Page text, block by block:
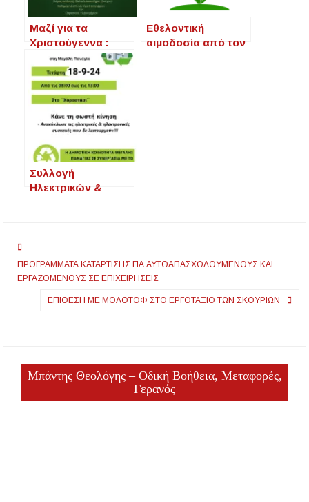
δύσβατο σημείο στη Συκιά
Έλεγχοι σε παραλίες της Χαλκιδικής:
Σφραγίστηκαν πέντε επιχειρήσεις στην
Κασσάνδρα
Χαλκιδική: Νεκρός 68χρονος λουόμενος στην
παραλία της Νέας Ποτίδαιας
για παραλίες – Σφραγίσεις και πρόστιμα μετά
τους ελέγχους
Μαζί για τα
Χριστούγεννα :
Συλλογή
Χριστουγεννιάτικω
ν Στολιδιών και
Ειδών Πρώτης
Ανάγκης
Εθελοντική
αιμοδοσία από τον
Συλλογή
Ηλεκτρικών &
Πλοήγηση
άρθρων
ΠΡΟΓΡΆΜΜΑΤΑ ΚΑΤΆΡΤΙΣΗΣ ΓΙΑ ΑΥΤΟΑΠΑΣΧΟΛΟΎΜΕΝΟΥΣ ΚΑΙ
ΕΡΓΑΖΌΜΕΝΟΥΣ ΣΕ ΕΠΙΧΕΙΡΉΣΕΙΣ
ΕΠΙΘΕΣΗ ΜΕ ΜΟΛΟΤΟΦ ΣΤΟ ΕΡΓΟΤΑΞΙΟ ΤΩΝ ΣΚΟΥΡΙΩΝ
Μπάντης Θεολόγης – Οδική Βοήθεια, Μεταφορές,
Γερανός